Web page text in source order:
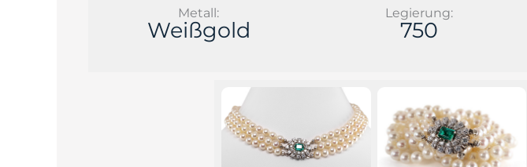
Metall:
Weißgold
Legierung:
750